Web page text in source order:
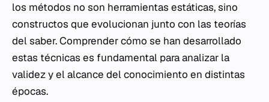
los métodos no son herramientas estáticas, sino
constructos que evolucionan junto con las teorías
del saber. Comprender cómo se han desarrollado
estas técnicas es fundamental para analizar la
validez y el alcance del conocimiento en distintas
épocas.